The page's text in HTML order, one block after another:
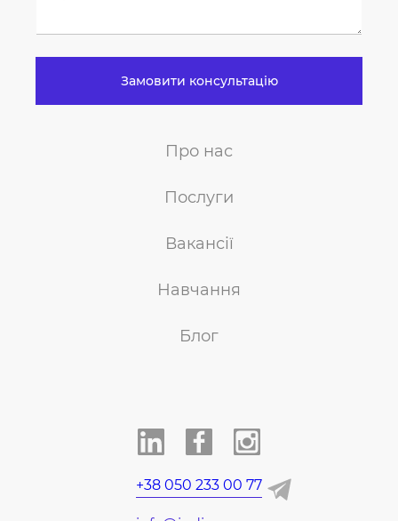
+38 050 233 00 77
Про нас
Послуги
Вакансії
Навчання
Блог
Замовити консультацію